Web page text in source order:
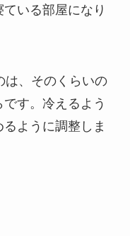
いる部屋になり
は、そのくらいの
す。冷えるよう
ように調整しま